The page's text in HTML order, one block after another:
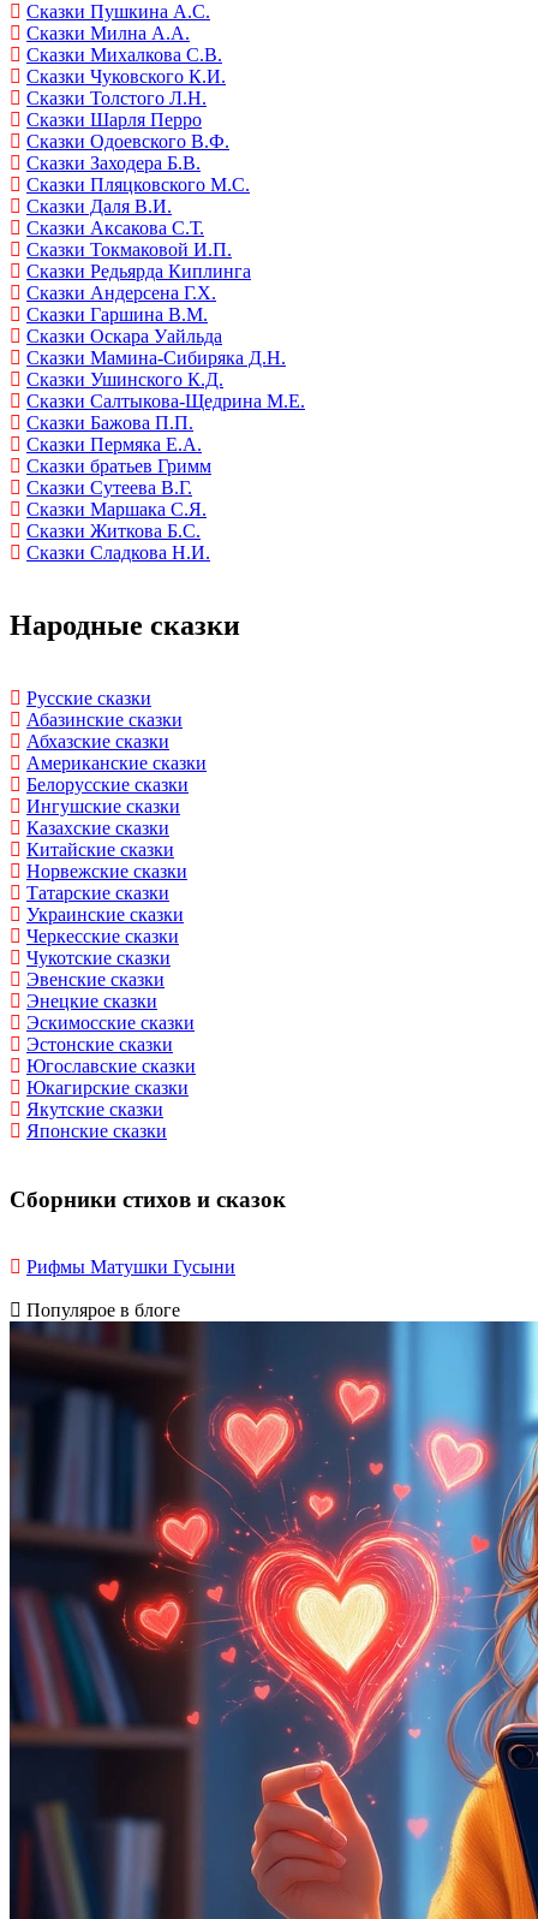
Сказки Пушкина А.С.
Сказки Милна А.А.
Сказки Михалкова С.В.
Сказки Чуковского К.И.
Сказки Толстого Л.Н.
Сказки Шарля Перро
Сказки Одоевского В.Ф.
Сказки Заходера Б.В.
Сказки Пляцковского М.С.
Сказки Даля В.И.
Сказки Аксакова С.Т.
Сказки Токмаковой И.П.
Сказки Редьярда Киплинга
Сказки Андерсена Г.Х.
Сказки Гаршина В.М.
Сказки Оскара Уайльда
Сказки Мамина-Сибиряка Д.Н.
Сказки Ушинского К.Д.
Сказки Салтыкова-Щедрина М.Е.
Сказки Бажова П.П.
Сказки Пермяка Е.А.
Сказки братьев Гримм
Сказки Сутеева В.Г.
Сказки Маршака С.Я.
Сказки Житкова Б.С.
Сказки Сладкова Н.И.
Народные сказки
Русские сказки
Абазинские сказки
Абхазские сказки
Американские сказки
Белорусские сказки
Ингушские сказки
Казахские сказки
Китайские сказки
Норвежские сказки
Татарские сказки
Украинские сказки
Черкесские сказки
Чукотские сказки
Эвенские сказки
Энецкие сказки
Эскимосские сказки
Эстонские сказки
Югославские сказки
Юкагирские сказки
Якутские сказки
Японские сказки
Сборники стихов и сказок
Рифмы Матушки Гусыни
Популярое в блоге